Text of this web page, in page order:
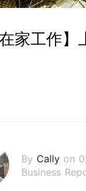
在家工作
By Cally on
Business